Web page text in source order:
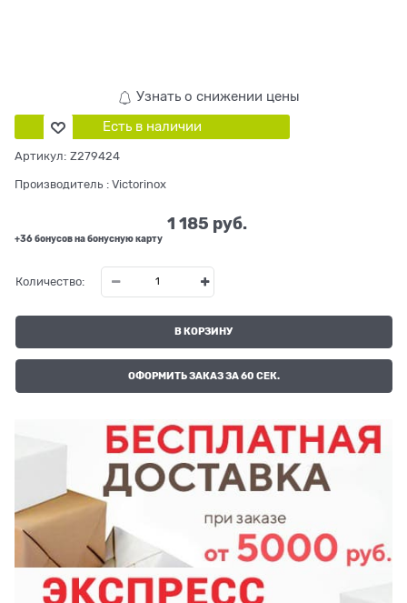
Узнать о снижении цены
Есть в наличии
Артикул: Z279424
Производитель : Victorinox
1 185 руб.
+36 бонусов на бонусную карту
Количество:
В КОРЗИНУ
ОФОРМИТЬ ЗАКАЗ ЗА 60 СЕК.